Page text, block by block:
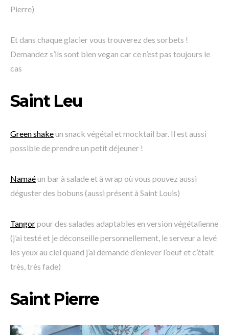
Pierre)
Et dans chaque glacier vous trouverez des sorbets !
Demandez s’ils sont bien vegan car ce n’est pas toujours le
cas
Saint Leu
Green shakeun snack végétal et mocktail bar. Il est aussi
possible de prendre un petit déjeuner !
Namaéun bar à salade et à wrap où vous pouvez aussi
déguster des bobuns (aussi présent à Saint Louis)
Tangorpour des salades adaptables en version végétalienne
(j’ai testé et je déconseille personnellement, le serveur a levé
les yeux au ciel quand j’ai demandé d’enlever l’oeuf et c’était
très, très fade)
Saint Pierre